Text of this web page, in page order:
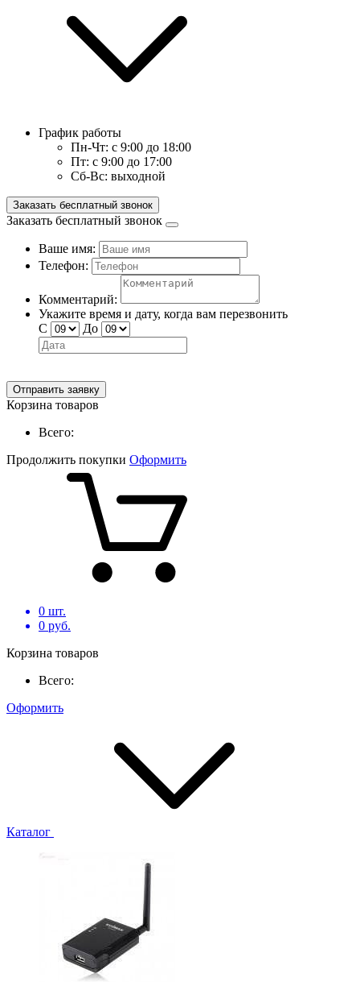
График работы
Пн-Чт: с 9:00 до 18:00
Пт: с 9:00 до 17:00
Сб-Вс: выходной
Заказать бесплатный звонок
Заказать бесплатный звонок
Ваше имя:
Телефон:
Комментарий:
Укажите время и дату, когда вам перезвонить
С
До
Отправить заявку
Корзина товаров
Всего:
Продолжить покупки Оформить
0 шт.
0 руб.
Корзина товаров
Всего:
Оформить
Каталог